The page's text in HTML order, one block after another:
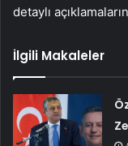
detaylı
İlgili Makaleler